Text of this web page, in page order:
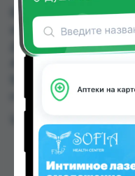
БЕПАНТЕН КРЕМ 5%
заказать в аптеках,
Дорухона,
52.00 TJS до 101.20
городах